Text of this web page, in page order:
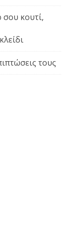
σου κουτί,
τους